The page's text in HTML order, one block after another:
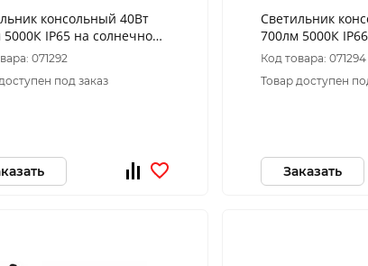
консольный 40Вт
5000К IP65 на солнечной
COB с датчиком
ПДУ ЭРА
071292
под заказ
Светильник
700лм 5000К
батарее SMD с
датчиком ПДУ ЭРА
Код товара: 071294
Товар доступен
Заказать